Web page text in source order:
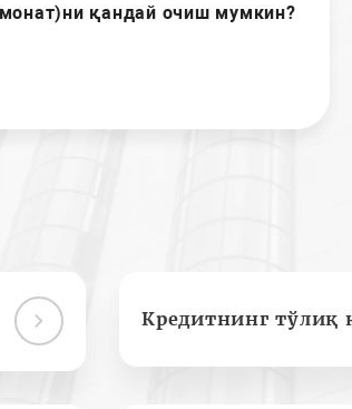
қандай очиш мумкин?
Кредитнинг тўлиқ